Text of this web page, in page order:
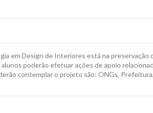
em Design de Interiores está na preservação
poderão efetuar ações de apoio
contemplar o projeto são: ONGs,